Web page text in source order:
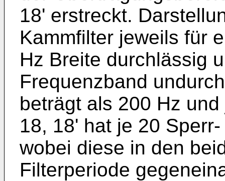
18' erstreckt.
Kammfilter jeweils für
Hz Breite durchlässig
Frequenzband
beträgt als 200 Hz
18, 18' hat je 20
wobei diese in den
Filterperiode